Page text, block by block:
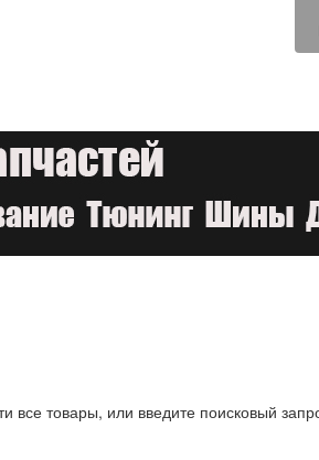
все товары, или введите поисковый